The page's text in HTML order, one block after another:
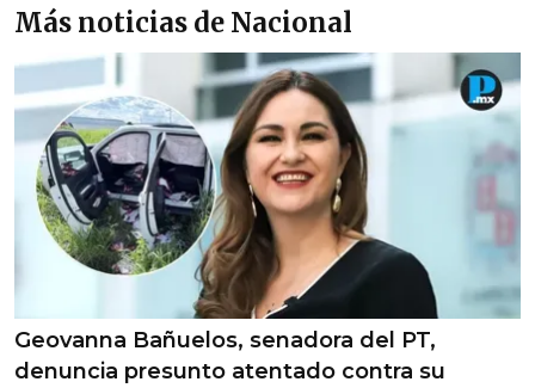
Más noticias de Nacional
Geovanna Bañuelos, senadora del PT,
denuncia presunto atentado contra su